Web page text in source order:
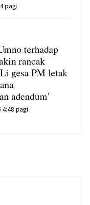
pagi
terhadap
rancak
gesa PM letak
adendum'
4:48 pagi